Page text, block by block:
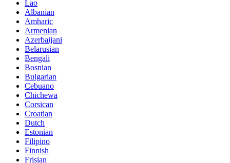
Lao
Albanian
Amharic
Armenian
Azerbaijani
Belarusian
Bengali
Bosnian
Bulgarian
Cebuano
Chichewa
Corsican
Croatian
Dutch
Estonian
Filipino
Finnish
Frisian